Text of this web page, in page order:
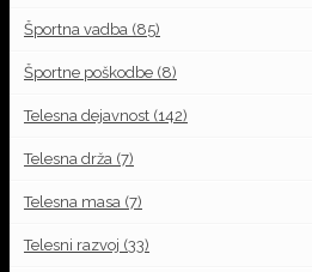
Športna vadba (85)
Športne poškodbe (8)
Telesna dejavnost (142)
Telesna drža (7)
Telesna masa (7)
Telesni razvoj (33)